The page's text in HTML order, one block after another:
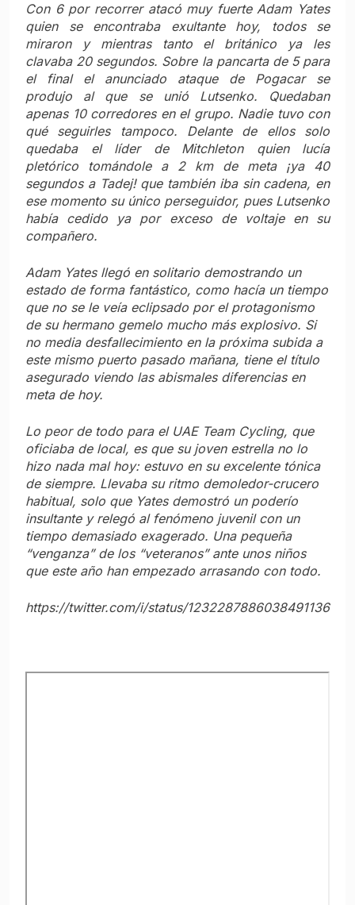
Con 6 por recorrer atacó muy fuerte Adam Yates
quien se encontraba exultante hoy, todos se
miraron y mientras tanto el británico ya les
clavaba 20 segundos. Sobre la pancarta de 5 para
el final el anunciado ataque de Pogacar se
produjo al que se unió Lutsenko. Quedaban
apenas 10 corredores en el grupo. Nadie tuvo con
qué seguirles tampoco. Delante de ellos solo
quedaba el líder de Mitchleton quien lucía
pletórico tomándole a 2 km de meta ¡ya 40
segundos a Tadej! que también iba sin cadena, en
ese momento su único perseguidor, pues Lutsenko
había cedido ya por exceso de voltaje en su
compañero.
Adam Yates llegó en solitario demostrando un
estado de forma fantástico, como hacía un tiempo
que no se le veía eclipsado por el protagonismo
de su hermano gemelo mucho más explosivo. Si
no media desfallecimiento en la próxima subida a
este mismo puerto pasado mañana, tiene el título
asegurado viendo las abismales diferencias en
meta de hoy.
Lo peor de todo para el UAE Team Cycling, que
oficiaba de local, es que su joven estrella no lo
hizo nada mal hoy: estuvo en su excelente tónica
de siempre. Llevaba su ritmo demoledor-crucero
habitual, solo que Yates demostró un poderío
insultante y relegó al fenómeno juvenil con un
tiempo demasiado exagerado. Una pequeña
“venganza” de los “veteranos” ante unos niños
que este año han empezado arrasando con todo.
https://twitter.com/i/status/1232287886038491136